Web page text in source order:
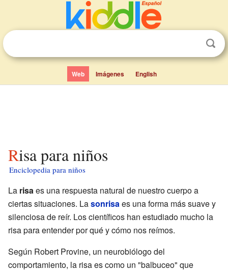
Web Imágenes English
Risa para niños
Enciclopedia para niños
La risaes una respuesta natural de nuestro cuerpo a
ciertas situaciones. Lasonrisaes una forma más suave y
silenciosa de reír. Los científicos han estudiado mucho la
risa para entender por qué y cómo nos reímos.
Según Robert Provine, un neurobiólogo del
comportamiento, la risa es como un "balbuceo" que